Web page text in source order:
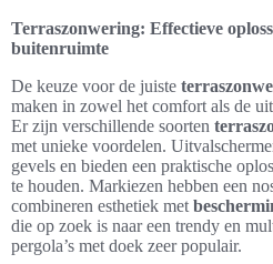
Terraszonwering: Effectieve
buitenruimte
De keuze voor de juiste
maken in zowel het comfort als de
Er zijn verschillende soorten
met unieke voordelen.
gevels en bieden een praktische
te houden. Markiezen hebben een
combineren esthetiek met
die op zoek is naar een trendy en
pergola’s met doek zeer populair.